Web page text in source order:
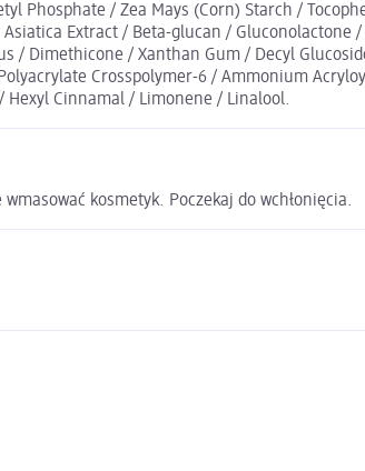
Phosphate / Zea Mays (Corn) Starch /
Extract / Beta-glucan / Gluconolactone
/ Dimethicone / Xanthan Gum / Decyl
Crosspolymer-6 / Ammonium
Cinnamal / Limonene / Linalool.
kosmetyk. Poczekaj do wchłonięcia.